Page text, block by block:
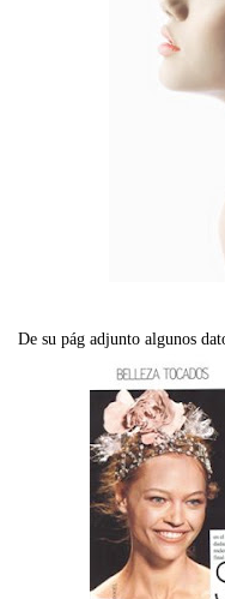
De su pág adjunto algunos